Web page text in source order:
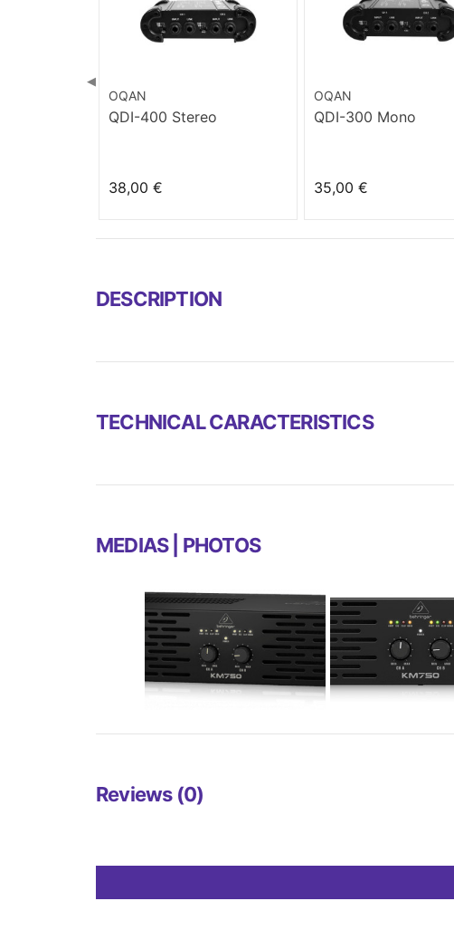
OQAN
QDI-400 Stereo
38,00 €
OQAN
QDI-300 Mono
35,00 €
◀
DESCRIPTION
TECHNICAL CARACTERISTICS
MEDIAS | PHOTOS
Reviews (0)